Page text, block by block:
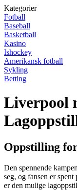
Kategorier
Fotball
Baseball
Basketball
Kasino
Ishockey
Amerikansk fotball
Sykling
Betting
Liverpool
Oppstilling
Den spennende
seg, og fansen er
er den mulige